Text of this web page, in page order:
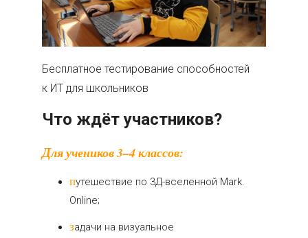
Бесплатное тестирование способностей
к ИТ для школьников
Что ждёт участников?
Для учеников 3–4 классов:
путешествие по 3Д-вселенной Mark.
Online;
задачи на визуальное